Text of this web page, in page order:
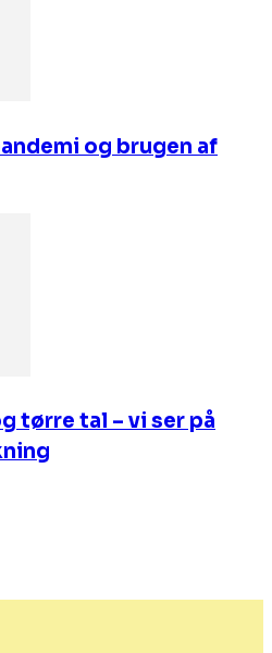
og brugen af
tørre tal – vi ser på